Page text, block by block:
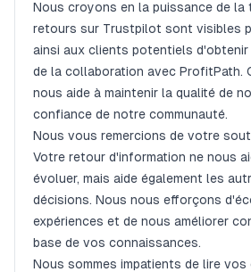
Nous croyons en la puissance de la
retours sur Trustpilot sont visibles
ainsi aux clients potentiels d'obtenir
de la collaboration avec ProfitPath.
nous aide à maintenir la qualité de
confiance de notre communauté.
Nous vous remercions de votre
Votre retour d'information ne nous
évoluer, mais aide également les
décisions. Nous nous efforçons
expériences et de nous améliorer
base de vos connaissances.
Nous sommes impatients de lire vos